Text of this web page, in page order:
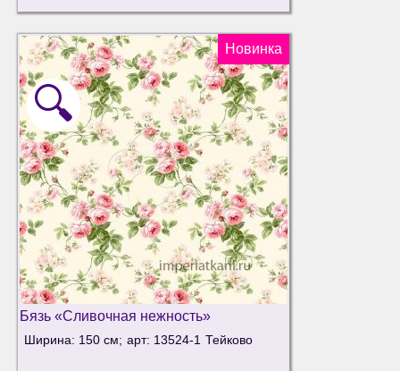
🔍
Новинка
Бязь «Сливочная нежность»
Ширина: 150 см; арт: 13524-1 Тейково